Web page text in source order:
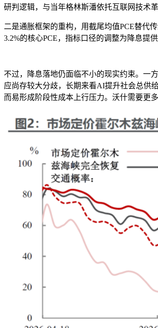
研判逻辑，与当年格林斯潘依托互联网技术
二是通胀框架的重构，用截尾均值PCE替代传
3.2%的核心PCE，指标口径的调整为降息提
不过，降息落地仍面临不小的现实约束。一方
应尚存较大分歧，长期来看AI提升社会总供
而易形成阶段性成本上行压力。沃什需要更